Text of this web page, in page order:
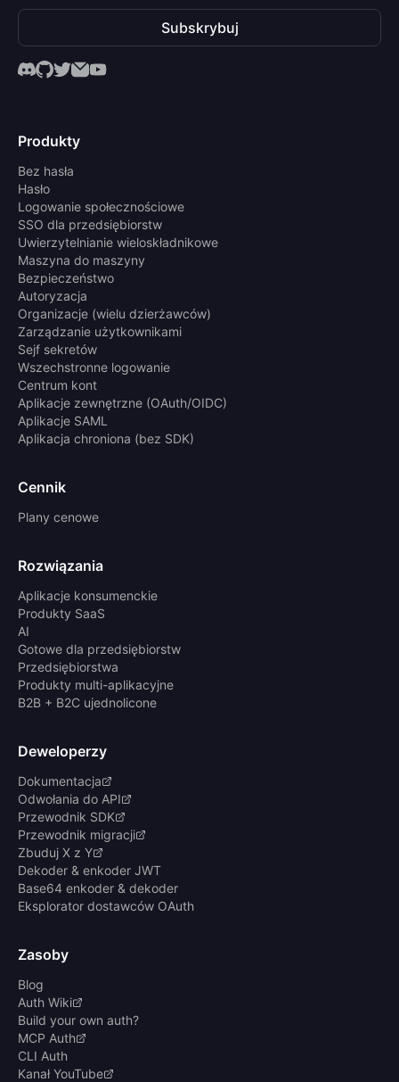
Subskrybuj
Produkty
Bez hasła
Hasło
Logowanie społecznościowe
SSO dla przedsiębiorstw
Uwierzytelnianie wieloskładnikowe
Maszyna do maszyny
Bezpieczeństwo
Autoryzacja
Organizacje (wielu dzierżawców)
Zarządzanie użytkownikami
Sejf sekretów
Wszechstronne logowanie
Centrum kont
Aplikacje zewnętrzne (OAuth/OIDC)
Aplikacje SAML
Aplikacja chroniona (bez SDK)
Cennik
Plany cenowe
Rozwiązania
Aplikacje konsumenckie
Produkty SaaS
AI
Gotowe dla przedsiębiorstw
Przedsiębiorstwa
Produkty multi-aplikacyjne
B2B + B2C ujednolicone
Deweloperzy
Dokumentacja
Odwołania do API
Przewodnik SDK
Przewodnik migracji
Zbuduj X z Y
Dekoder & enkoder JWT
Base64 enkoder & dekoder
Eksplorator dostawców OAuth
Zasoby
Blog
Auth Wiki
Build your own auth?
MCP Auth
CLI Auth
Kanał YouTube